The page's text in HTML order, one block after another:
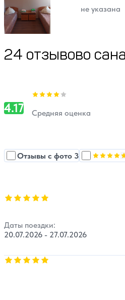
не указана
24 отзывово
Средняя оценка
4.17
Оценка, количество звезд:
Отзывы с фото 3 Оценка,
Оценка, количество звезд:
Даты поездки:
20.07.2026 - 27.07.2026
Оценка, количество звезд: